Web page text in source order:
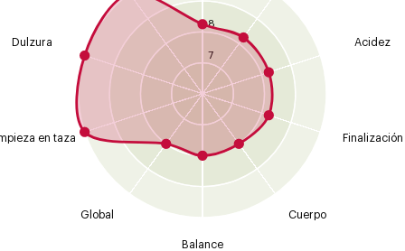
8
7
Acidez
Finalización
Cuerpo
Balance
Global
en taza
Dulzura